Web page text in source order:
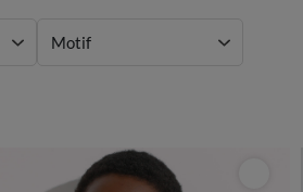
Motif